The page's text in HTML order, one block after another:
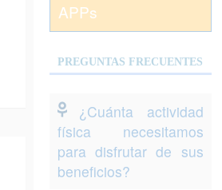
APPs
PREGUNTAS FRECUENTES
¿Cuánta actividad
física necesitamos
para disfrutar de sus
beneficios?